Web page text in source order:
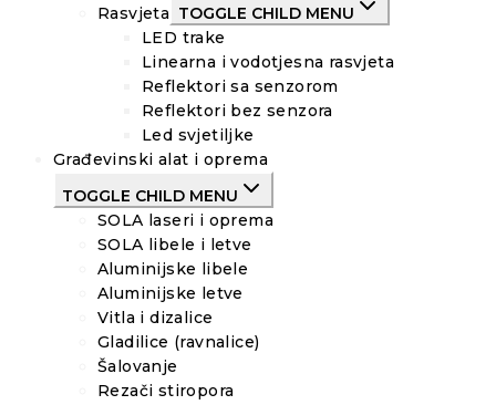
Rasvjeta TOGGLE CHILD MENU
LED trake
Linearna i vodotjesna rasvjeta
Reflektori sa senzorom
Reflektori bez senzora
Led svjetiljke
Građevinski alat i oprema
TOGGLE CHILD MENU
SOLA laseri i oprema
SOLA libele i letve
Aluminijske libele
Aluminijske letve
Vitla i dizalice
Gladilice (ravnalice)
Šalovanje
Rezači stiropora